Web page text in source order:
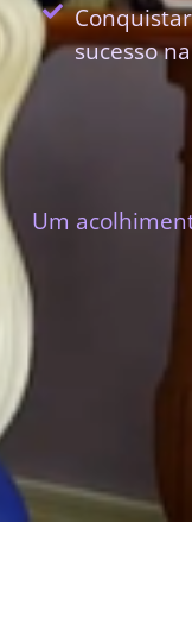
sucesso
Um